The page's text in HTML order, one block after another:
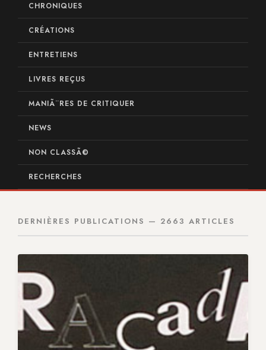
CHRONIQUES
CRÉATIONS
ENTRETIENS
LIVRES REÇUS
MANIÃ¨RES DE CRITIQUER
NEWS
NON CLASSÃ©
RECHERCHES
DERNIÈRES PUBLICATIONS — 2663 ARTICLES